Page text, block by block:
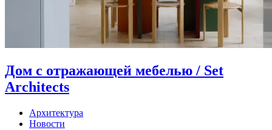
Дом с отражающей мебелью / Set
Architects
Архитектура
Новости